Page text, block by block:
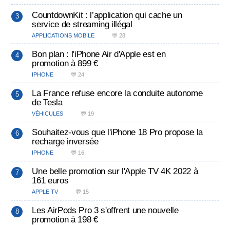
CountdownKit : l’application qui cache un
service de streaming illégal
APPLICATIONS MOBILE 💬 28
Bon plan : l'iPhone Air d'Apple est en
promotion à 899 €
IPHONE 💬 24
La France refuse encore la conduite autonome
de Tesla
VÉHICULES 💬 19
Souhaitez-vous que l'iPhone 18 Pro propose la
recharge inversée
IPHONE 💬 16
Une belle promotion sur l'Apple TV 4K 2022 à
161 euros
APPLE TV 💬 15
Les AirPods Pro 3 s'offrent une nouvelle
promotion à 198 €